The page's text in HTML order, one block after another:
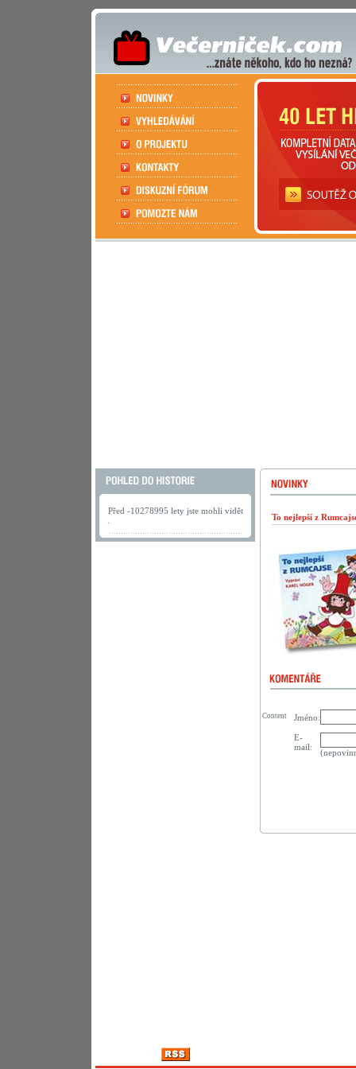
Před -10278995 lety jste mohli vidět
To nejlepší z
Jméno:
E-
mail:
Content